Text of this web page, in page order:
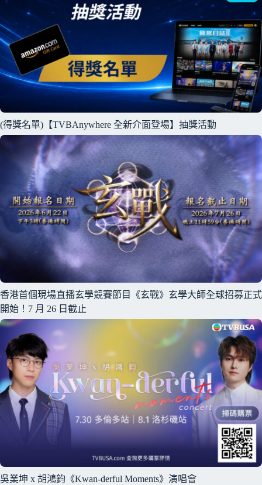
(得獎名單)【TVBAnywhere 全新介面登場】抽獎活動
香港首個現場直播玄學競賽節目《玄戰》玄學大師全球招募正式
開始！7 月 26 日截止
吳業坤 x 胡鴻鈞《Kwan-derful Moments》演唱會